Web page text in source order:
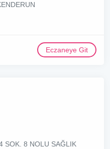
Eczaneye Git
SOK. 8 NOLU SAĞLIK